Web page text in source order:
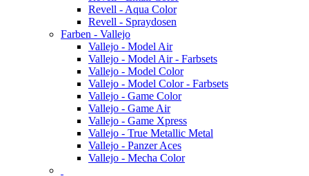
Revell - Aqua Color
Revell - Spraydosen
Farben - Vallejo
Vallejo - Model Air
Vallejo - Model Air - Farbsets
Vallejo - Model Color
Vallejo - Model Color - Farbsets
Vallejo - Game Color
Vallejo - Game Air
Vallejo - Game Xpress
Vallejo - True Metallic Metal
Vallejo - Panzer Aces
Vallejo - Mecha Color